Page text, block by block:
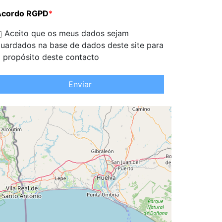
RGPD*
Aceito que os meus dados sejam
na base de dados deste site para
propósito deste contacto
Enviar